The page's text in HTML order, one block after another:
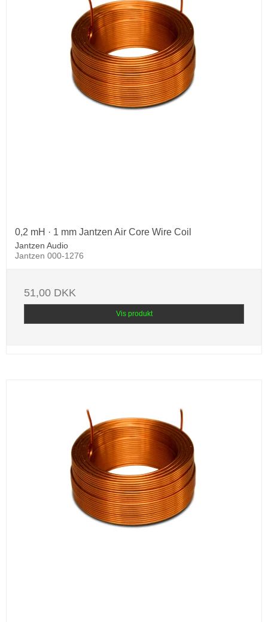
0,2 mH · 1 mm Jantzen Air Core Wire Coil
Jantzen Audio
Jantzen 000-1276
51,00 DKK
Vis produkt